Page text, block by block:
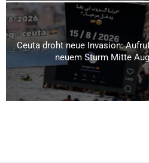
Ceuta droht neue Invasion:
neuem Sturm Mitte